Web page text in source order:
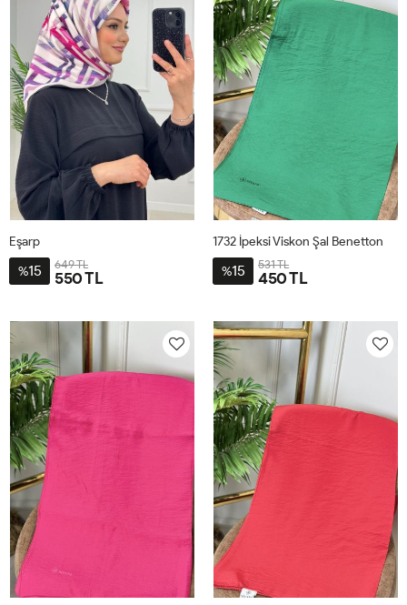
Eşarp
%15 649 TL
550 TL
1732 İpeksi Viskon Şal Benetton
%15 531 TL
450 TL